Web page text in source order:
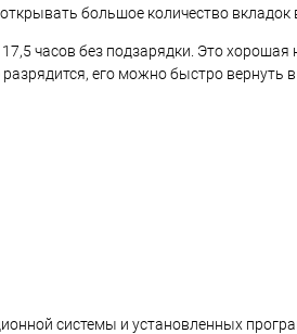
большое количество вкладок
часов без подзарядки. Это хорошая
его можно быстро вернуть
системы и установленных
раз в 2